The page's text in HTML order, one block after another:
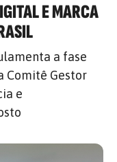
E MARCA
a fase
Comitê Gestor
e